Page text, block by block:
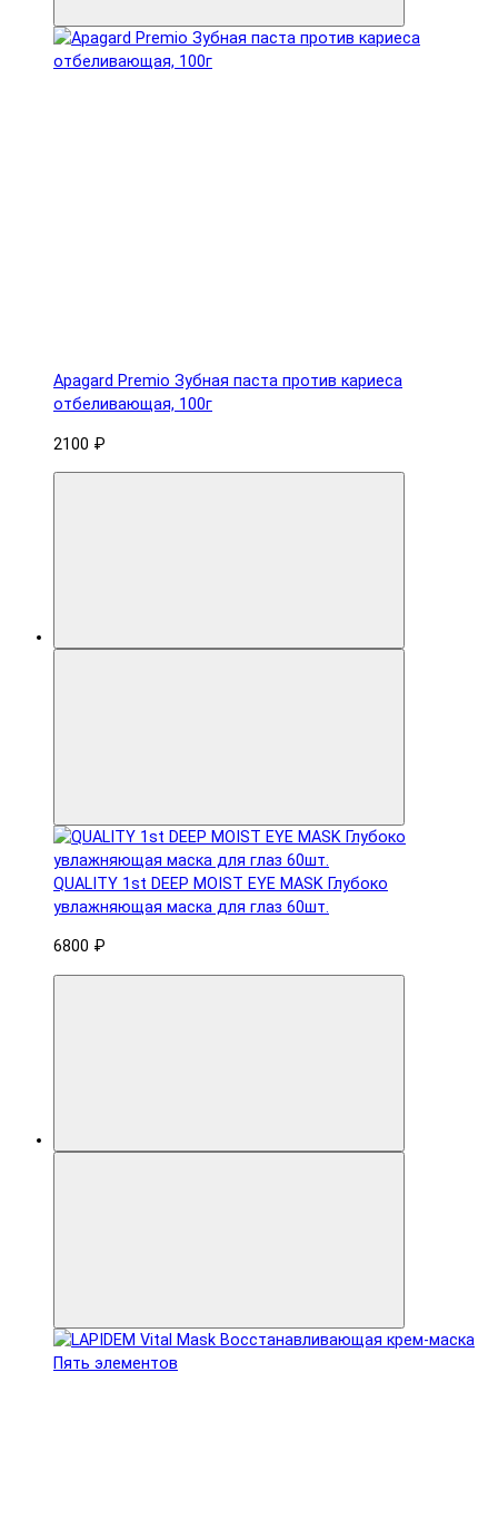
Apagard Premio Зубная паста против кариеса
отбеливающая, 100г
2100 ₽
QUALITY 1st DEEP MOIST EYE MASK Глубоко
увлажняющая маска для глаз 60шт.
6800 ₽